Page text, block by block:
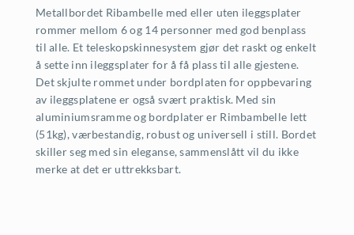
Metallbordet Ribambelle med eller uten ileggsplater
rommer mellom 6 og 14 personner med god benplass
til alle. Et teleskopskinnesystem gjør det raskt og enkelt
å sette inn ileggsplater for å få plass til alle gjestene.
Det skjulte rommet under bordplaten for oppbevaring
av ileggsplatene er også svært praktisk. Med sin
aluminiumsramme og bordplater er Rimbambelle lett
(51kg), værbestandig, robust og universell i still. Bordet
skiller seg med sin eleganse, sammenslått vil du ikke
merke at det er uttrekksbart.